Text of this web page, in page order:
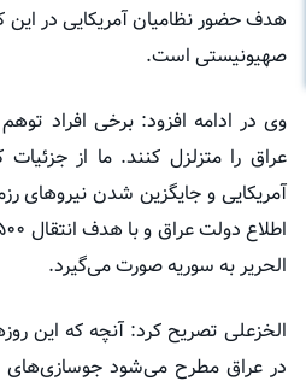
هدف حضور نظامیان آمریکایی در
صهیونیستی است.
وی در ادامه افزود: برخی افراد
عراق را متزلزل کنند. ما از
آمریکایی و جایگزین شدن نیروهای
اطلاع دولت عراق و با هدف انتقال ۱۵۰۰ تن از این نظامیان از پایگاه
الحریربه سوریه صورت می‌گیرد.
الخزعلی تصریح کرد: آنچه که این
در عراق مطرح می‌شود